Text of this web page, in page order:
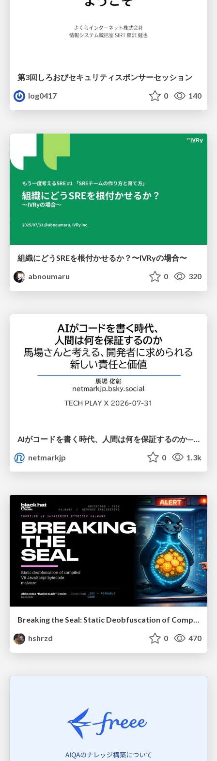
第3回しろおびセキュリティスポンサーセッション
log0417
0 140
組織にどうSREを根付かせるか？〜IVRyの場合〜
abnoumaru
0 320
netmarkjp
0 1.3k
Breaking the Seal: Static Deobfuscation of Compiled V8 JavaScript Bytecode Malware
hshrzd
0 470